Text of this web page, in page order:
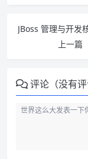
上一篇
评论（没有评